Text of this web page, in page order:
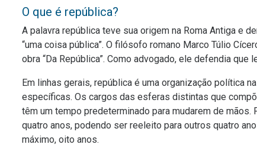
O que é república?
A palavra república teve sua origem na Roma Antiga e
“uma coisa pública”. O filósofo romano Marco Túlio
obra “Da República”. Como advogado, ele defendia
Em linhas gerais, república é uma organização política
específicas. Os cargos das esferas distintas que
têm um tempo predeterminado para mudarem de
quatro anos, podendo ser reeleito para outros quatro
máximo, oito anos.